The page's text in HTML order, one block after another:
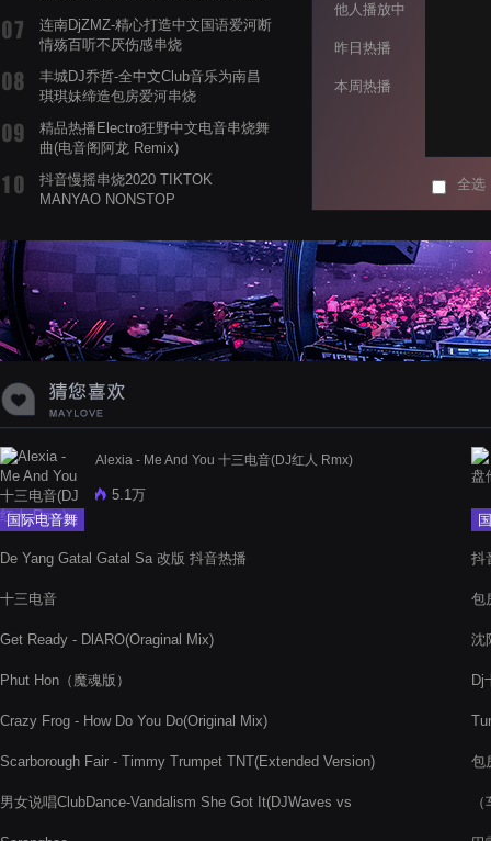
连南DjZMZ-精心打造中文国语爱河断
情殇百听不厌伤感串烧
丰城DJ乔哲-全中文Club音乐为南昌
琪琪妹缔造包房爱河串烧
精品热播Electro狂野中文电音串烧舞
曲(电音阁阿龙 Remix)
抖音慢摇串烧2020 TIKTOK
MANYAO NONSTOP
蝉爸爸妈妈爱存在夏天的风是想你的
声音啊
他人播放中
昨日热播
本周热播
全选
国际电音舞
Alexia - Me And You 十三电音(DJ红人 Rmx)
5.1万
De Yang Gatal Gatal Sa 改版 抖音热播
十三电音
Get Ready - DlARO(Oraginal Mix)
Phut Hon（魔魂版）
Crazy Frog - How Do You Do(Original Mix)
Scarborough Fair - Timmy Trumpet TNT(Extended Version)
男女说唱ClubDance-Vandalism She Got It(DJWaves vs
抖
包
沈
Dj
包